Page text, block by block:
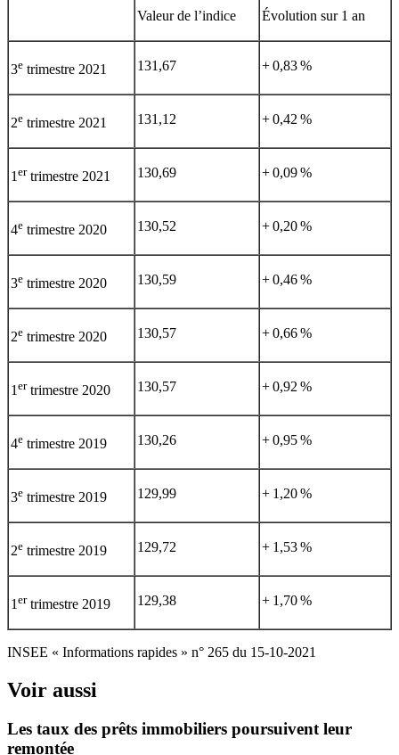
Valeur de l’indice Évolution sur 1 an
3e trimestre 2021 131,67 + 0,83 %
2e trimestre 2021 131,12 + 0,42 %
1 ertrimestre 2021 130,69 + 0,09 %
4e trimestre 2020 130,52 + 0,20 %
3e trimestre 2020 130,59 + 0,46 %
2e trimestre 2020 130,57 + 0,66 %
1 ertrimestre 2020 130,57 + 0,92 %
4e trimestre 2019 130,26 + 0,95 %
3e trimestre 2019 129,99 + 1,20 %
2e trimestre 2019 129,72 + 1,53 %
1 ertrimestre 2019 129,38 + 1,70 %
INSEE « Informations rapides » n° 265 du 15-10-2021
Voir aussi
Les taux des prêts immobiliers poursuivent leur
remontée